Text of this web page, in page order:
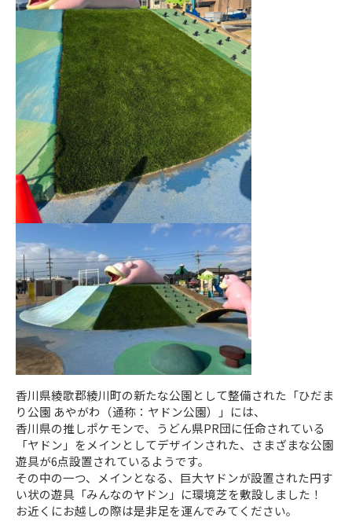
香川県綾歌郡綾川町の新たな公園として整備された「ひだま
り公園 あやがわ（通称：ヤドン公園）」には、
香川県の推しポケモンで、うどん県PR団に任命されている
「ヤドン」をメインとしてデザインされた、さまざまな公園
遊具が6点設置されているようです。
その中の一つ、メインとなる、巨大ヤドンが設置された円す
い状の遊具「みんなのヤドン」に環境芝を敷設しました！
お近くにお越しの際は是非足を運んでみてください。